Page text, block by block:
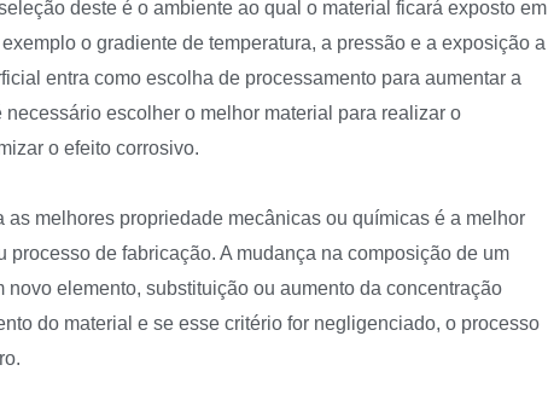
deste é o ambiente ao qual o material ficará exposto em
o gradiente de temperatura, a pressão e a exposição a
entra como escolha de processamento para aumentar a
escolher o melhor material para realizar o
o efeito corrosivo.
as melhores propriedade mecânicas ou químicas é a melhor
de fabricação. A mudança na composição de um
elemento, substituição ou aumento da concentração
do material e se esse critério for negligenciado, o processo